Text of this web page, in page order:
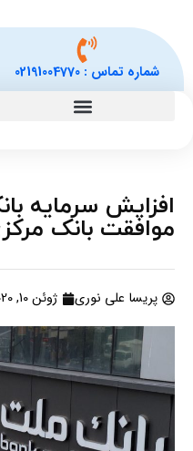
شماره تماس :02191004770
افزایش سرمایه
موافقت بانک
پریسا علی نوری ژوئن 10, 2020